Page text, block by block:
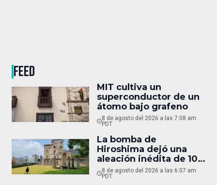
FEED
MIT cultiva un
superconductor de un
átomo bajo grafeno
8 de agosto del 2026 a las 7:08 am
PDT
La bomba de
Hiroshima dejó una
aleación inédita de 10
micras
8 de agosto del 2026 a las 6:07 am
PDT